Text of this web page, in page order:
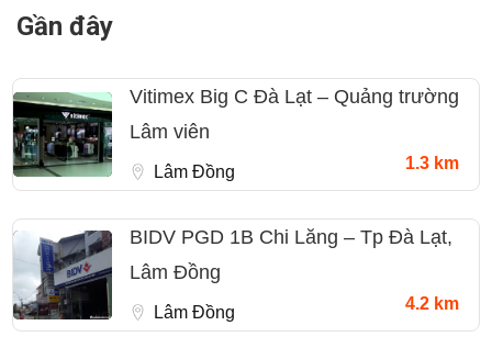
Gần đây
Vitimex Big C Đà Lạt – Quảng trường
Lâm viên
Lâm Đồng 1.3 km
BIDV PGD 1B Chi Lăng – Tp Đà Lạt,
Lâm Đồng
Lâm Đồng 4.2 km